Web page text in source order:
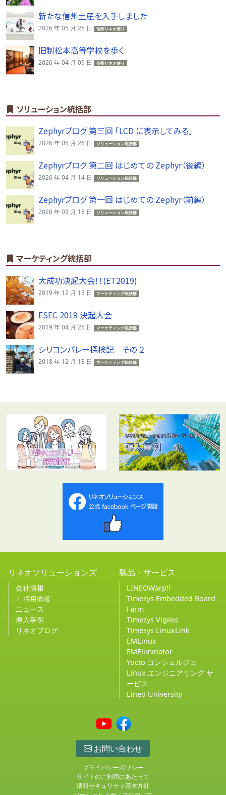
新たな信州土産を入手しました
2026 年 05 月 25 日 信州リネオ便り
旧制松本高等学校を歩く
2026 年 04 月 09 日 信州リネオ便り
ソリューション統括部
Zephyrブログ 第三回 「LCD に表示してみる」
2026 年 05 月 26 日 ソリューション統括部
Zephyrブログ 第二回 はじめての Zephyr（後編）
2026 年 04 月 14 日 ソリューション統括部
Zephyrブログ 第一回 はじめての Zephyr（前編）
2026 年 03 月 18 日 ソリューション統括部
マーケティング統括部
大成功決起大会！！(ET2019)
2019 年 12 月 13 日 マーケティング統括部
ESEC 2019 決起大会
2019 年 04 月 25 日 マーケティング統括部
シリコンバレー探検記 その ２
2018 年 12 月 18 日 マーケティング統括部
リネオソリューションズ
会社情報
採用情報
ニュース
導入事例
リネオブログ
製品・サービス
LINEOWarp!!
Timesys Embedded Board
Farm
Timesys Vigiles
Timesys LinuxLink
EMLinux
EMEliminator
Yocto コンシェルジュ
Linux エンジニアリング サ
ービス
Lineo University
お問い合わせ
プライバシーポリシー
サイトのご利用にあたって
情報セキュリティ基本方針